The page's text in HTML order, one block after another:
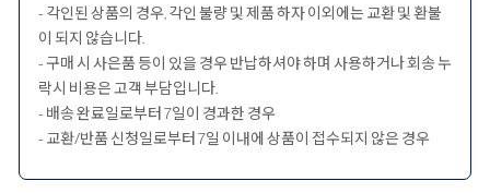
- 각인된 상품의 경우, 각인 불량 및 제품 하자 이외에는 교환 및 환불
이 되지 않습니다.
- 구매 시 사은품 등이 있을 경우 반납하셔야 하며 사용하거나 회송 누
락시 비용은 고객 부담입니다.
- 배송 완료일로부터 7일이 경과한 경우
- 교환/반품 신청일로부터 7일 이내에 상품이 접수되지 않은 경우